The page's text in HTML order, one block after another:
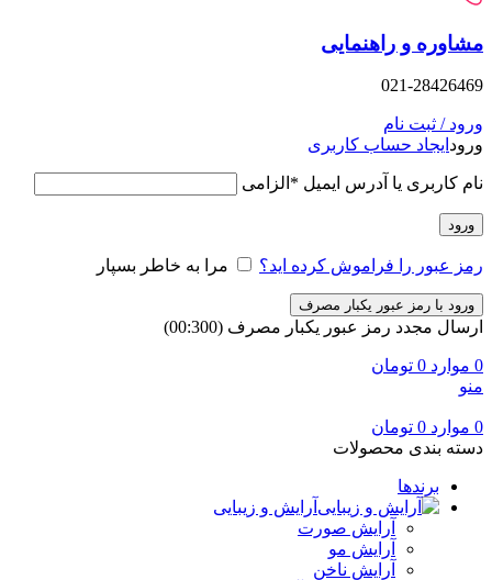
و راهنمایی
021-
/ ثبت نام
ایجاد حساب کاربری
کاربری یا آدرس ایمیل*الزامی
عبور را فراموش کرده اید؟ مرا به خاطر بسپار
با رمز عبور یکبار مصرف
مجدد رمز عبور یکبار مصرف 300
)
0
تومان
0
تومان
بندی محصولات
برندها
آرایش و زیبایی
آرایش صورت
آرایش مو
آرایش ناخن